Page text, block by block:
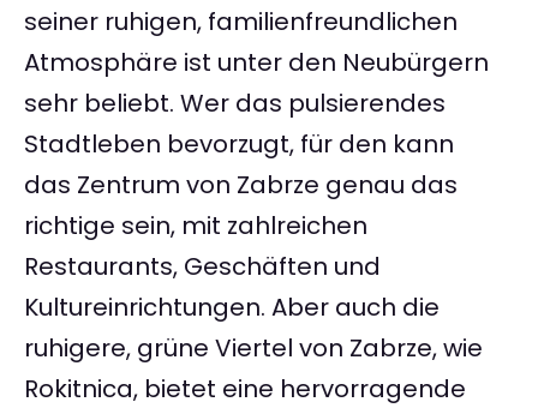
seiner ruhigen, familienfreundlichen
Atmosphäre ist unter den Neubürgern
sehr beliebt. Wer das pulsierendes
Stadtleben bevorzugt, für den kann
das Zentrum von Zabrze genau das
richtige sein, mit zahlreichen
Restaurants, Geschäften und
Kultureinrichtungen. Aber auch die
ruhigere, grüne Viertel von Zabrze, wie
Rokitnica, bietet eine hervorragende